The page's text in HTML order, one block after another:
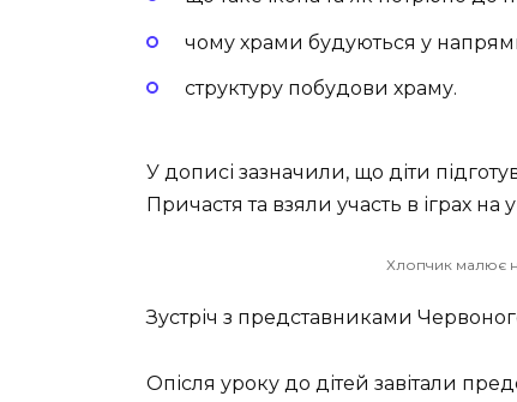
чому храми будуються у
структуру побудови храму.
У дописі зазначили, що діти
Причастя та взяли участь в іграх на
Хлопчик малює
Зустріч з представниками
Опісля уроку до дітей завітали